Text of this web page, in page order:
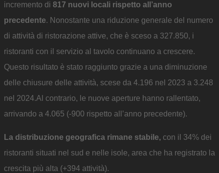
incremento di 817 nuovi locali rispetto all’anno
precedente. Nonostante una riduzione generale del numero
di attività di ristorazione attive, che è sceso a 327.850, i
ristoranti con il servizio al tavolo continuano a crescere.
Questo risultato è stato raggiunto grazie a una diminuzione
delle chiusure delle attività, scese da 4.196 nel 2023 a 3.248
nel 2024.Al contrario, le nuove aperture hanno rallentato,
arrivando a 4.065 (-900 rispetto all’anno precedente).
La distribuzione geografica rimane stabile, con il 34% dei
ristoranti situati nel sud e nelle isole, area che ha registrato la
crescita più alta (+394 attività).